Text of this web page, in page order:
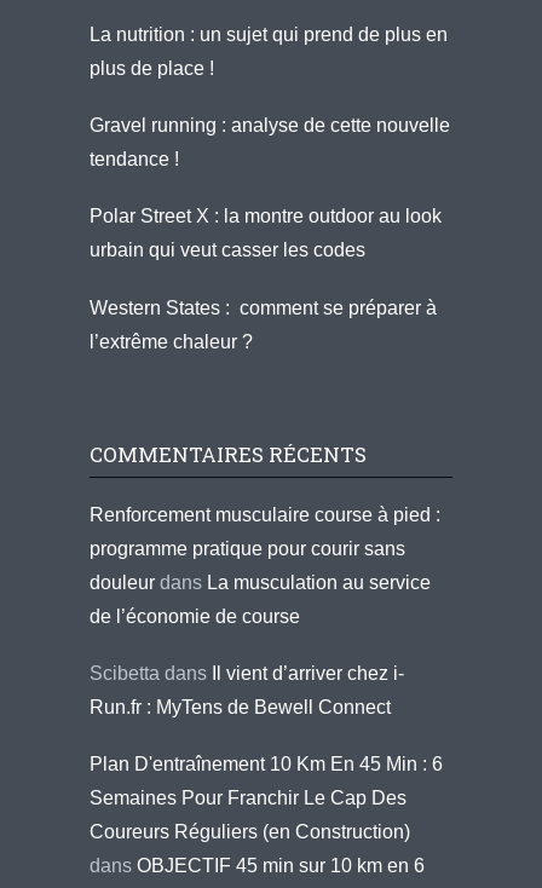
La nutrition : un sujet qui prend de plus en
plus de place !
Gravel running : analyse de cette nouvelle
tendance !
Polar Street X : la montre outdoor au look
urbain qui veut casser les codes
Western States : comment se préparer à
l’extrême chaleur ?
COMMENTAIRES RÉCENTS
Renforcement musculaire course à pied :
programme pratique pour courir sans
douleur dans La musculation au service
de l’économie de course
Scibetta dans
Il vient d’arriver chez i-
Run.fr : MyTens de Bewell Connect
Plan D'entraînement 10 Km En 45 Min : 6
Semaines Pour Franchir Le Cap Des
Coureurs Réguliers (en Construction)
dans OBJECTIF 45 min sur 10 km en 6